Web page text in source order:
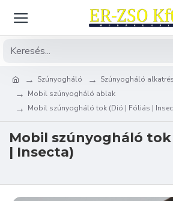
Szúnyogháló
Szúnyogháló
Mobil szúnyogháló ablak
Mobil szúnyogháló tok (Dió | Fóliás |
Mobil szúnyogháló tok
| Insecta)